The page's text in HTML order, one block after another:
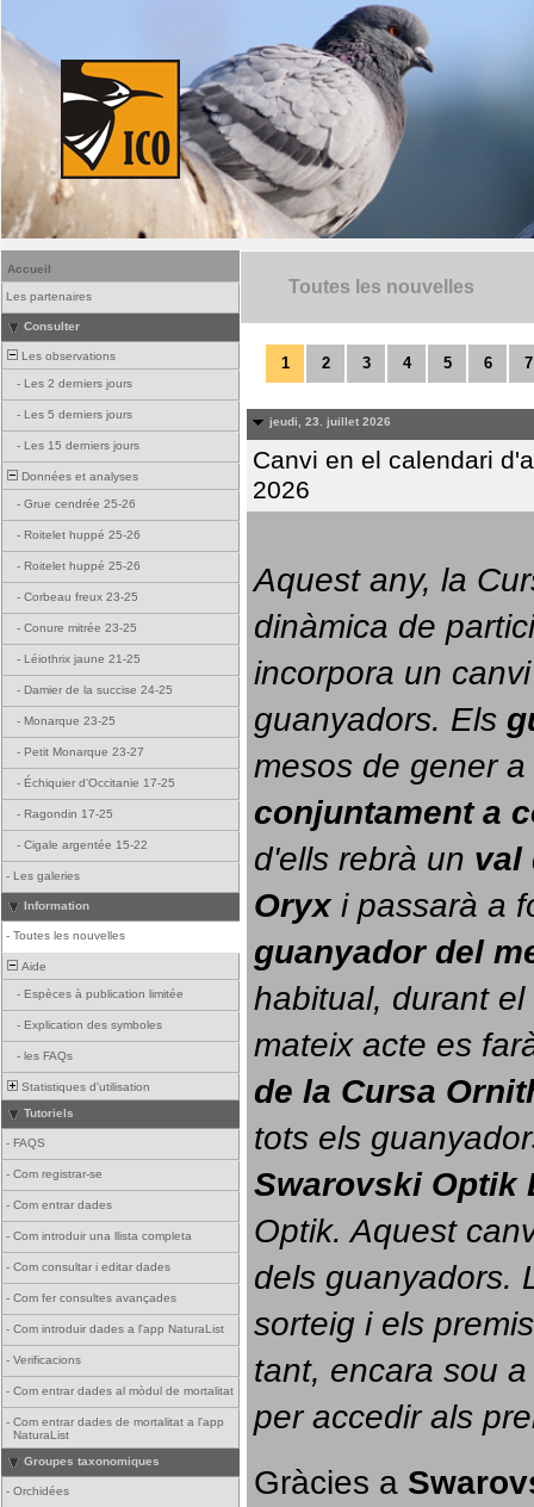
Accueil
Les partenaires
Consulter
Les observations
- Les 2 derniers jours
- Les 5 derniers jours
- Les 15 derniers jours
Données et analyses
- Grue cendrée 25-26
- Roitelet huppé 25-26
- Roitelet huppé 25-26
- Corbeau freux 23-25
- Conure mitrée 23-25
- Léiothrix jaune 21-25
- Damier de la succise 24-25
- Monarque 23-25
- Petit Monarque 23-27
- Échiquier d'Occitanie 17-25
- Ragondin 17-25
- Cigale argentée 15-22
- Les galeries
Information
- Toutes les nouvelles
Aide
- Espèces à publication limitée
- Explication des symboles
- les FAQs
Statistiques d'utilisation
Tutoriels
- FAQS
- Com registrar-se
- Com entrar dades
- Com introduir una llista completa
- Com consultar i editar dades
- Com fer consultes avançades
- Com introduir dades a l'app NaturaList
- Verificacions
- Com entrar dades al mòdul de mortalitat
- Com entrar dades de mortalitat a l'app
NaturaList
Groupes taxonomiques
- Orchidées
Toutes les nouvelles
1 2 3 4 5 6 7
jeudi, 23. juillet 2026
Canvi en el calendari
2026
Aquest any, la
dinàmica de
incorpora un
guanyadors. Els
conjuntament a
d'ells rebrà un val
Oryx i passarà a
guanyador del
habitual, durant el
mateix acte es
de la Cursa
tots els
Swarovski Optik
Optik. Aquest
dels guanyadors.
sorteig i els
tant, encara sou
per accedir als
Gràcies a